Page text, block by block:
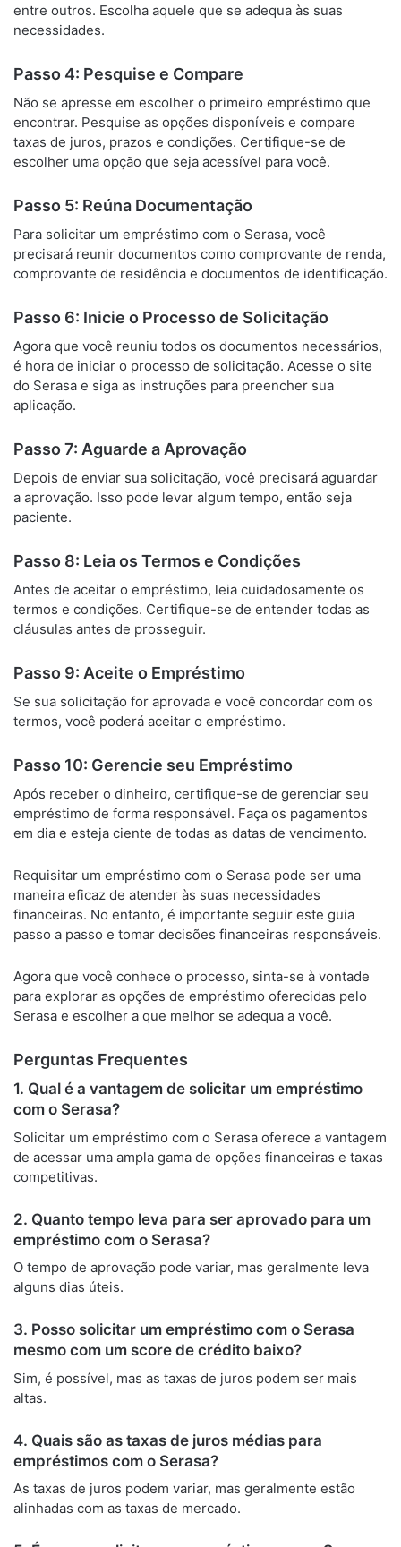
entre outros. Escolha aquele que se adequa às suas
necessidades.
Passo 4: Pesquise e Compare
Não se apresse em escolher o primeiro empréstimo que
encontrar. Pesquise as opções disponíveis e compare
taxas de juros, prazos e condições. Certifique-se de
escolher uma opção que seja acessível para você.
Passo 5: Reúna Documentação
Para solicitar um empréstimo com o Serasa, você
precisará reunir documentos como comprovante de renda,
comprovante de residência e documentos de identificação.
Passo 6: Inicie o Processo de Solicitação
Agora que você reuniu todos os documentos necessários,
é hora de iniciar o processo de solicitação. Acesse o site
do Serasa e siga as instruções para preencher sua
aplicação.
Passo 7: Aguarde a Aprovação
Depois de enviar sua solicitação, você precisará aguardar
a aprovação. Isso pode levar algum tempo, então seja
paciente.
Passo 8: Leia os Termos e Condições
Antes de aceitar o empréstimo, leia cuidadosamente os
termos e condições. Certifique-se de entender todas as
cláusulas antes de prosseguir.
Passo 9: Aceite o Empréstimo
Se sua solicitação for aprovada e você concordar com os
termos, você poderá aceitar o empréstimo.
Passo 10: Gerencie seu Empréstimo
Após receber o dinheiro, certifique-se de gerenciar seu
empréstimo de forma responsável. Faça os pagamentos
em dia e esteja ciente de todas as datas de vencimento.
Requisitar um empréstimo com o Serasa pode ser uma
maneira eficaz de atender às suas necessidades
financeiras. No entanto, é importante seguir este guia
passo a passo e tomar decisões financeiras responsáveis.
Agora que você conhece o processo, sinta-se à vontade
para explorar as opções de empréstimo oferecidas pelo
Serasa e escolher a que melhor se adequa a você.
Perguntas Frequentes
1. Qual é a vantagem de solicitar um empréstimo
com o Serasa?
Solicitar um empréstimo com o Serasa oferece a vantagem
de acessar uma ampla gama de opções financeiras e taxas
competitivas.
2. Quanto tempo leva para ser aprovado para um
empréstimo com o Serasa?
O tempo de aprovação pode variar, mas geralmente leva
alguns dias úteis.
3. Posso solicitar um empréstimo com o Serasa
mesmo com um score de crédito baixo?
Sim, é possível, mas as taxas de juros podem ser mais
altas.
4. Quais são as taxas de juros médias para
empréstimos com o Serasa?
As taxas de juros podem variar, mas geralmente estão
alinhadas com as taxas de mercado.